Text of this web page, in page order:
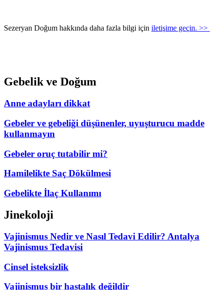
Sezeryan Doğum hakkında daha fazla bilgi için iletişime geçin. >>
Gebelik ve Doğum
Anne adayları dikkat
Gebeler ve gebeliği düşünenler, uyuşturucu madde
kullanmayın
Gebeler oruç tutabilir mi?
Hamilelikte Saç Dökülmesi
Gebelikte İlaç Kullanımı
Jinekoloji
Vajinismus Nedir ve Nasıl Tedavi Edilir? Antalya
Vajinismus Tedavisi
Cinsel isteksizlik
Vajinismus bir hastalık değildir